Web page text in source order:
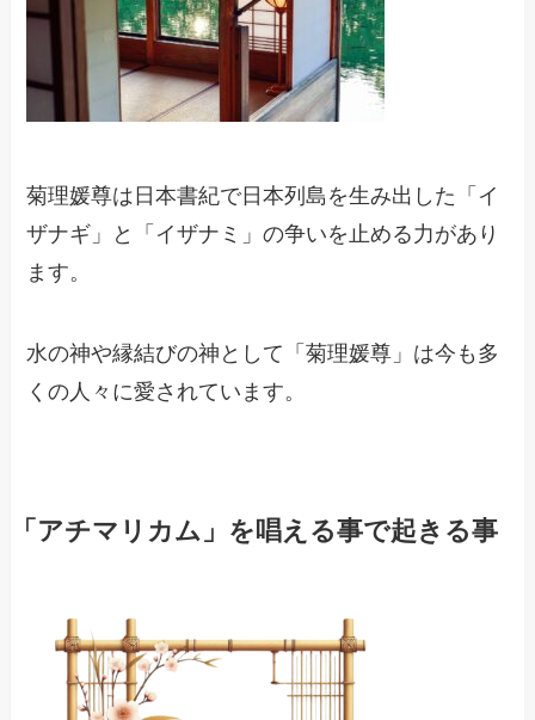
菊理媛尊は日本書紀で日本列島を生み出した「イ
ザナギ」と「イザナミ」の争いを止める力があり
ます。
水の神や縁結びの神として「菊理媛尊」は今も多
くの人々に愛されています。
「アチマリカム」を唱える事で起きる事